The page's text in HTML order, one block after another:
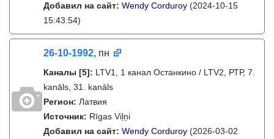
Добавил на сайт: Wendy Corduroy (2024-10-15
15:43:54)
26-10-1992, пн
Каналы [5]: LTV1, 1 канал Останкино / LTV2, РТР, 7.
kanāls, 31. kanāls
Регион: Латвия
Источник: Rīgas Viļņi
Добавил на сайт: Wendy Corduroy (2026-03-02